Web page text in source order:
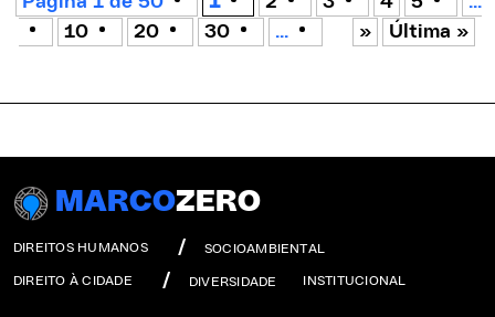
10
20 30 ... » Última »
MARCOZERO
DIREITOS HUMANOS SOCIOAMBIENTAL
DIREITO À CIDADE DIVERSIDADE INSTITUCIONAL